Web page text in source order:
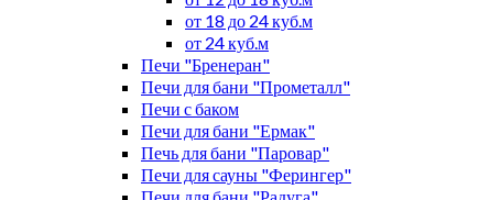
от 18 до 24 куб.м
от 24 куб.м
Печи "Бренеран"
Печи для бани "Прометалл"
Печи с баком
Печи для бани "Ермак"
Печь для бани "Паровар"
Печи для сауны "Ферингер"